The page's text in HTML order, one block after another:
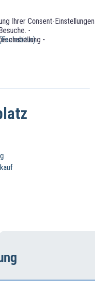
Ihrer Consent-Einstellungen
-
einstellung -